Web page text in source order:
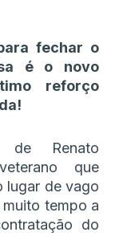
fechar o
é o novo
reforço
de Renato
que
lugar de vago
tempo a
do